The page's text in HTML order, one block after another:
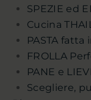
SPEZIE ed
Cucina
PASTA fatta
FROLLA
PANE e
Scegliere,